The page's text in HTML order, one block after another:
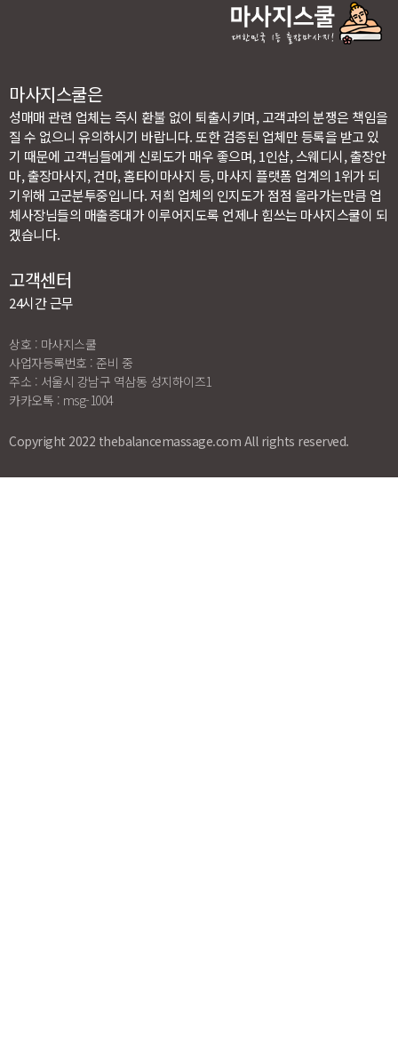
고객센터
24시간 근무
상호 : 마사지스쿨
사업자등록번호 : 준비 중
주소 : 서울시 강남구 역삼동 성지하이즈1
카카오톡 : msg-1004
Copyright 2022 thebalancemassage.com All rights reserved.
마사지스쿨은
성매매 관련 업체는 즉시 환불 없이 퇴출시키며, 고객과의 분쟁은 책임을
질 수 없으니 유의하시기 바랍니다. 또한 검증된 업체만 등록을 받고 있
기 때문에 고객님들에게 신뢰도가 매우 좋으며, 1인샵, 스웨디시, 출장안
마, 출장마사지, 건마, 홈타이마사지 등, 마사지 플랫폼 업계의 1위가 되
기위해 고군분투중입니다. 저희 업체의 인지도가 점점 올라가는만큼 업
체사장님들의 매출증대가 이루어지도록 언제나 힘쓰는 마사지스쿨이 되
겠습니다.